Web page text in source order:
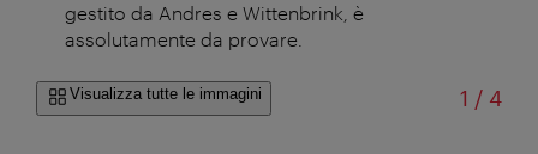
gestito da Andres e Wittenbrink, è
assolutamente da provare.
Visualizza tutte le immagini 1 /di
4